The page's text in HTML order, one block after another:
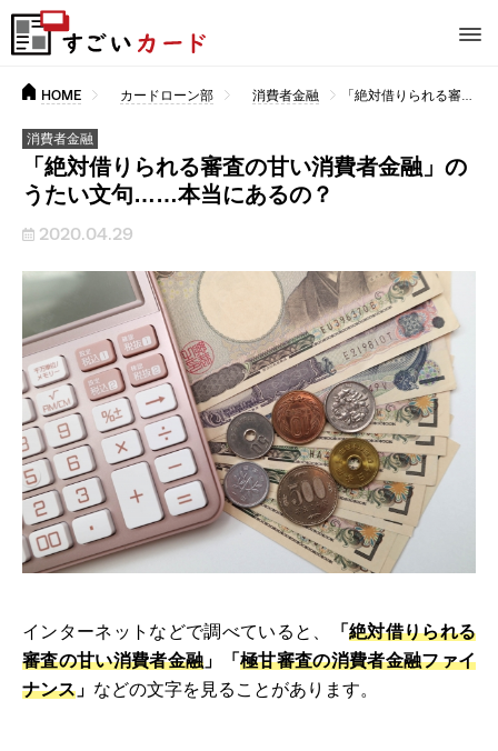
HOME カードローン部 消費者金融 「絶対借りられる審査の甘い消費者金融」のうたい文句……本当にあるの？
消費者金融
「絶対借りられる審査の甘い消費者金融」の
うたい文句……本当にあるの？
2020.04.29
インターネットなどで調べていると、 「絶対借りられる
審査の甘い消費者金融 」「極甘審査の消費者金融ファイ
ナンス 」 などの文字を見ることがあります。